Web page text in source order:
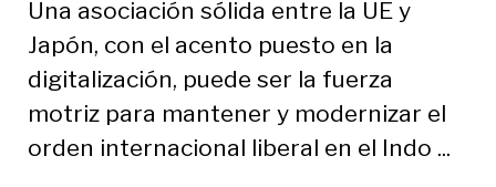
Una asociación sólida entre la UE y
Japón, con el acento puesto en la
digitalización, puede ser la fuerza
motriz para mantener y modernizar el
orden internacional liberal en el Indo ...